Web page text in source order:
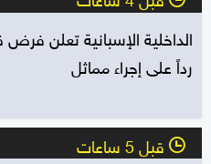
الداخلية الإسبانية تعلن
رداً على إجراء مماثل
l قبل 5 ساعات